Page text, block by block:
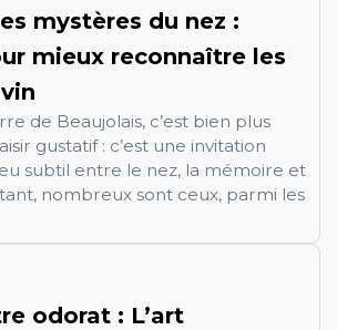
mystères du nez :
mieux reconnaître les
de Beaujolais, c’est bien plus
gustatif : c’est une invitation
subtil entre le nez, la mémoire et
nombreux sont ceux, parmi les
odorat : L’art